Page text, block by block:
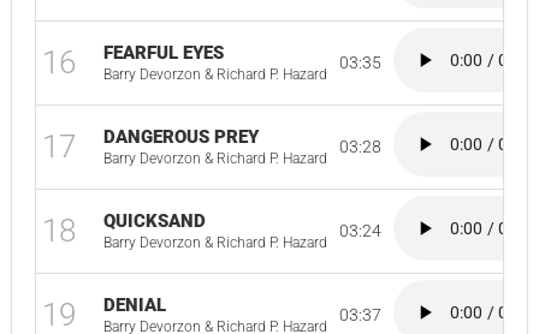
16 FEARFUL EYES
Barry Devorzon & Richard P. Hazard
03:35
17 DANGEROUS PREY
Barry Devorzon & Richard P. Hazard
03:28
18 QUICKSAND
Barry Devorzon & Richard P. Hazard
03:24
19 DENIAL
Barry Devorzon & Richard P. Hazard
03:37